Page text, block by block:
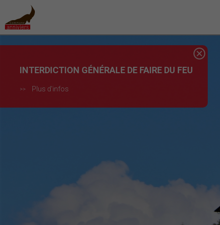
INTERDICTION GÉNÉRALE DE FAIRE DU FEU
Plus d'infos